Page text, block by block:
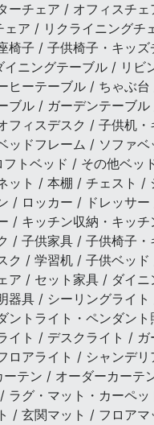
ーチェア / オフィスチ
ェア / リクライニングチ
椅子 / 子供椅子・キッ
ニングテーブル / リビ
ヒーテーブル / ちゃぶ
ブル / ガーデンテーブ
フィスデスク / 子供机
ッドフレーム / ソファ
トベッド / その他ベッ
ット / 本棚 / チェスト /
/ ロッカー / ドレッサー
/ キッチン収納・キッ
/ 子供家具 / 子供椅子
ク / 学習机 / 子供ベッ
ア / セット家具 / ダイ
器具 / シーリングライ
ントライト・ペンダン
イト / デスクライト /
ロアライト / シャンデ
テン / オーダーカーテ
ラグ・マット・カーペ
/ 玄関マット / フロアマ